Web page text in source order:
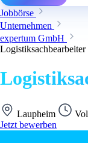
Jobbörse
Unternehmen
expertum GmbH
Laupheim
Jetzt bewerben